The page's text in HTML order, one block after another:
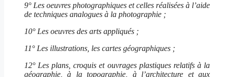
9° Les oeuvres photographiques et celles réalisées à l’aide
de techniques analogues à la photographie ;
10° Les oeuvres des arts appliqués ;
11° Les illustrations, les cartes géographiques ;
12° Les plans, croquis et ouvrages plastiques relatifs à la
géographie, à la topographie, à l’architecture et aux